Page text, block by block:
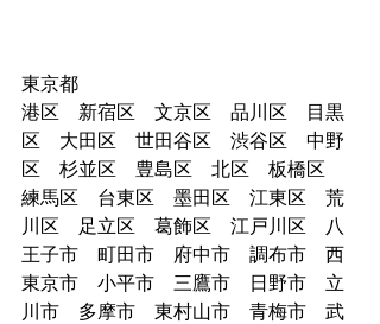
東京都
港区　新宿区　文京区　品川区　目黒
区　大田区　世田谷区　渋谷区　中野
区　杉並区　豊島区　北区　板橋区
練馬区　台東区　墨田区　江東区　荒
川区　足立区　葛飾区　江戸川区　八
王子市　町田市　府中市　調布市　西
東京市　小平市　三鷹市　日野市　立
川市　多摩市　東村山市　青梅市　武